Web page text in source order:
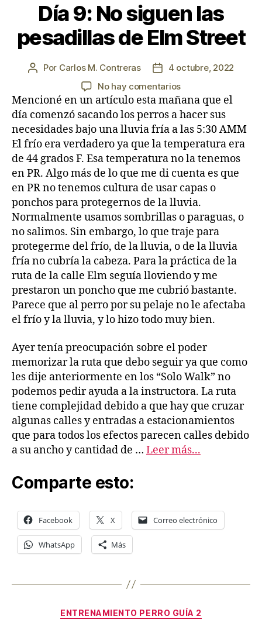
Día 9: No siguen las
pesadillas de Elm Street
Autor
entrada
Por Carlos M. Contreras
Fecha
de
entrada
4 octubre, 2022
No hay comentariosen
Día
9:
No
las
pesadillas
de
Elm
Street
Mencioné en un artículo esta mañana que el
día comenzó sacando los perros a hacer sus
necesidades bajo una lluvia fría a las 5:30 AMM
El frío era verdadero ya que la temperatura era
de 44 grados F. Esa temperatura no la tenemos
en PR. Algo más de lo que me di cuenta es que
en PR no tenemos cultura de usar capas o
ponchos para protegernos de la lluvia.
Normalmente usamos sombrillas o paraguas, o
no salimos. Sin embargo, lo que traje para
protegerme del frío, de la lluvia, o de la lluvia
fría no cubría la cabeza. Para la práctica de la
ruta de la calle Elm seguía lloviendo y me
prestaron un poncho que me cubrió bastante.
Parece que al perro por su pelaje no le afectaba
el frío y la lluvia, y lo hizo todo muy bien.
Ayer tenía preocupación sobre el poder
memorizar la ruta que debo seguir ya que como
les dije anteriormente en los “Solo Walk” no
podemos pedir ayuda a la instructora. La ruta
tiene complejidad debido a que hay que cruzar
algunas calles y entradas a estacionamientos
que para todos los efectos parecen calles debido
a su ancho y cantidad de … Leer más...
Comparte esto:
Facebook X Correo electrónico
WhatsApp Más
Categorías
ENTRENAMIENTO PERRO GUÍA 2